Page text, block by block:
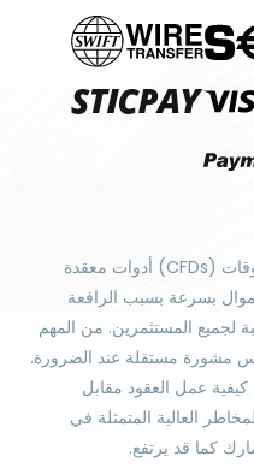
تحذير من المخاطر:العقود مقابل الفروقات (CFDs) أدوات معقدة
بسرعة بسبب الرافعة
لجميع المستثمرين. من المهم
مشورة مستقلة عند الضرورة.
عمل العقود مقابل
العالية المتمثلة في
كما قد يرتفع.